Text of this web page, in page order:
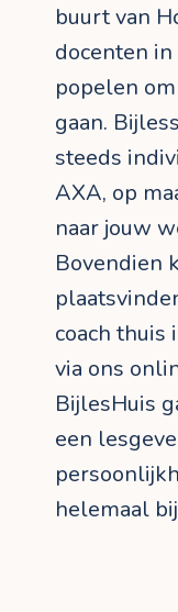
buurt van
docenten
popelen
gaan.
steeds
AXA, op
naar jouw
Bovendien
coach thuis
via ons
BijlesHuis
een
helemaal